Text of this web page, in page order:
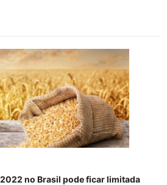
no Brasil pode ficar limitada